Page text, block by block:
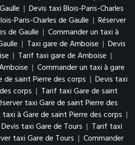
| Devis taxi Blois-Paris-Charles
Paris-Charles de Gaulle | Réserver
de Gaulle | Commander un taxi à
| Taxi gare de Amboise | Devis
| Tarif taxi gare de Amboise |
| Commander un taxi à gare
de saint Pierre des corps | Devis taxi
corps | Tarif taxi Gare de saint
taxi Gare de saint Pierre des
à Gare de saint Pierre des corps |
Devis taxi Gare de Tours | Tarif taxi
taxi Gare de Tours | Commander